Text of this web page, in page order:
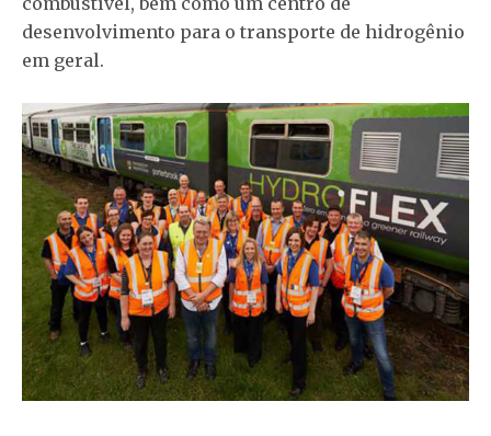
desenvolvimento para o transporte de hidrogênio
em geral.